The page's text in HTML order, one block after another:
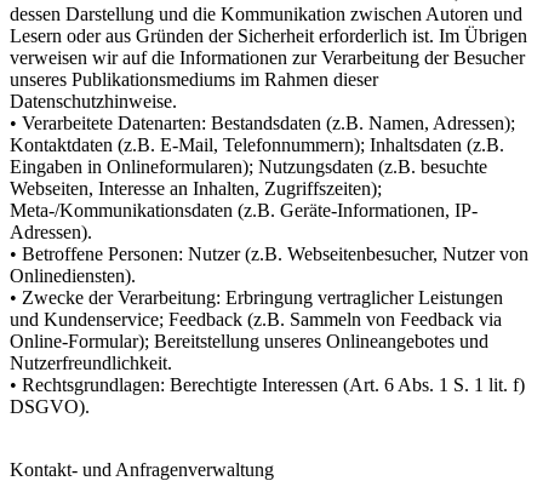
dessen Darstellung und die Kommunikation zwischen Autoren und
Lesern oder aus Gründen der Sicherheit erforderlich ist. Im Übrigen
verweisen wir auf die Informationen zur Verarbeitung der Besucher
unseres Publikationsmediums im Rahmen dieser
Datenschutzhinweise.
• Verarbeitete Datenarten: Bestandsdaten (z.B. Namen, Adressen);
Kontaktdaten (z.B. E-Mail, Telefonnummern); Inhaltsdaten (z.B.
Eingaben in Onlineformularen); Nutzungsdaten (z.B. besuchte
Webseiten, Interesse an Inhalten, Zugriffszeiten);
Meta-/Kommunikationsdaten (z.B. Geräte-Informationen, IP-
Adressen).
• Betroffene Personen: Nutzer (z.B. Webseitenbesucher, Nutzer von
Onlinediensten).
• Zwecke der Verarbeitung: Erbringung vertraglicher Leistungen
und Kundenservice; Feedback (z.B. Sammeln von Feedback via
Online-Formular); Bereitstellung unseres Onlineangebotes und
Nutzerfreundlichkeit.
• Rechtsgrundlagen: Berechtigte Interessen (Art. 6 Abs. 1 S. 1 lit. f)
DSGVO).
Kontakt- und Anfragenverwaltung